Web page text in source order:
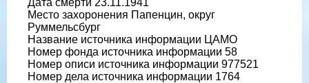
Дата смерти 23.11.1941
Место захоронения Папенцин, округ
Руммельсбург
Название источника информации ЦАМО
Номер фонда источника информации 58
Номер описи источника информации 977521
Номер дела источника информации 1764